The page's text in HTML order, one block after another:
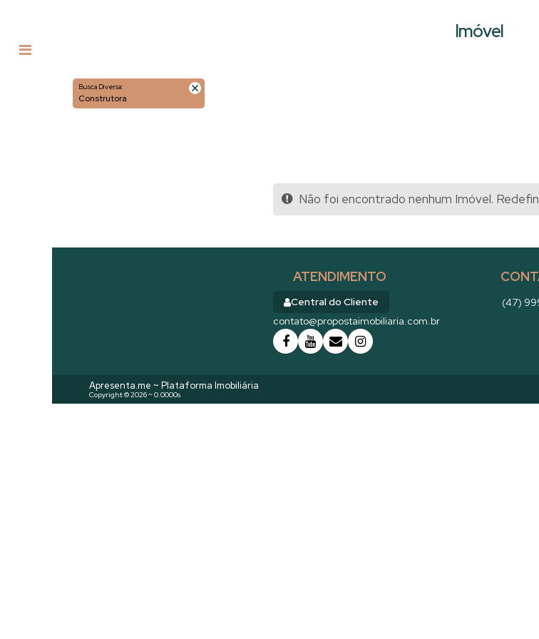
Imóvel
Busca Diversa:
Construtora
Não foi encontrado nenhum Imóvel.
ATENDIMENTO
Central do Cliente
contato@propostaimobiliaria.com.br
(47)
Apresenta.me ~ Plataforma Imobiliária
Copyright © 2026 ~ 0.0000s